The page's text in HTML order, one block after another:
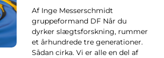
Af Inge Messerschmidt
gruppeformand DF Når du
dyrker slægtsforskning, rummer
et århundrede tre generationer.
Sådan cirka. Vi er alle en del af